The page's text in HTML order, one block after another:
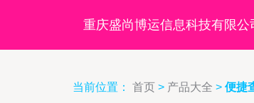
重庆盛尚博运信息科技有限公
当前位置： 首页 > 产品大全 > 便捷